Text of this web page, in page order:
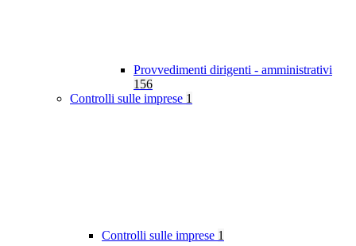
Provvedimenti dirigenti - amministrativi
156
Controlli sulle imprese 1
Controlli sulle imprese 1